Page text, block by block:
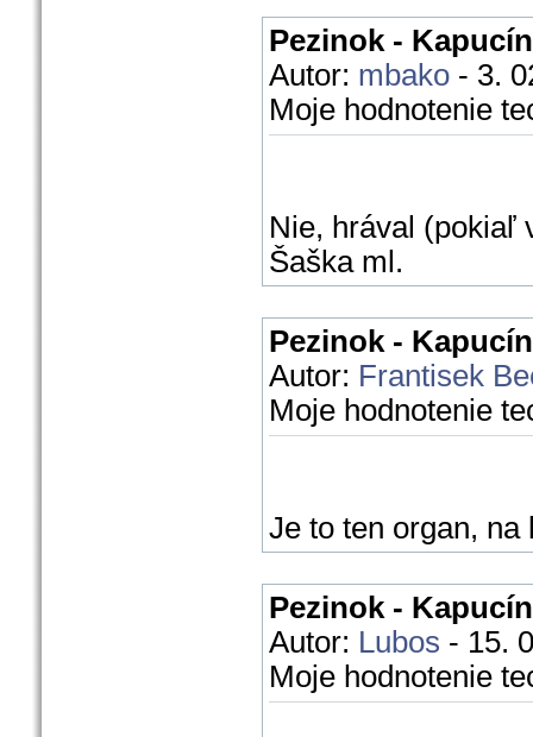
Pezinok -
Autor: mbako- 3.
Moje hodnotenie
Nie, hrával (pokiaľ
Šaška ml.
Pezinok -
Autor: Frantisek
Moje hodnotenie
Je to ten organ, na
Pezinok -
Autor: Lubos - 15.
Moje hodnotenie